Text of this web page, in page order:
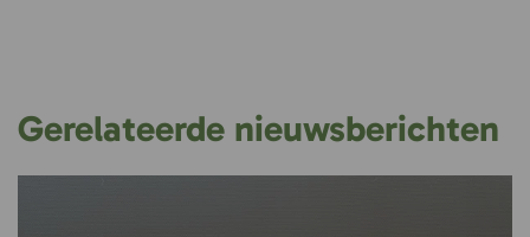
Gerelateerde nieuwsberichten